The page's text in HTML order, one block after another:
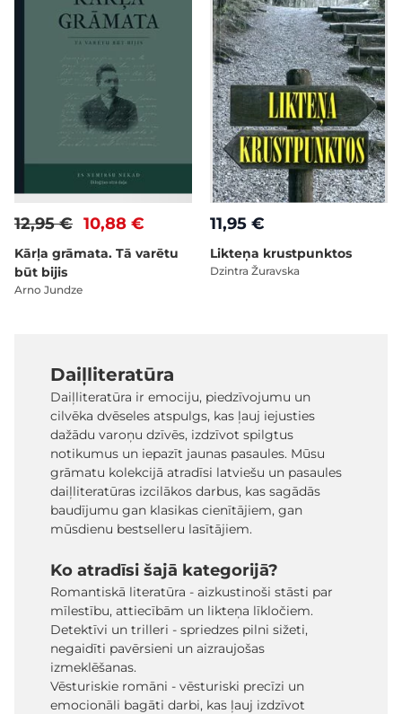
10,88 €
12,95 €
Kārļa grāmata. Tā varētu
būt bijis
Arno Jundze
11,95 €
Likteņa krustpunktos
Dzintra Žuravska
Daiļliteratūra
Daiļliteratūra ir emociju, piedzīvojumu un
cilvēka dvēseles atspulgs, kas ļauj iejusties
dažādu varoņu dzīvēs, izdzīvot spilgtus
notikumus un iepazīt jaunas pasaules. Mūsu
grāmatu kolekcijā atradīsi latviešu un pasaules
daiļliteratūras izcilākos darbus, kas sagādās
baudījumu gan klasikas cienītājiem, gan
mūsdienu bestselleru lasītājiem.
Ko atradīsi šajā kategorijā?
Romantiskā literatūra - aizkustinoši stāsti par
mīlestību, attiecībām un likteņa līkločiem.
Detektīvi un trilleri - spriedzes pilni sižeti,
negaidīti pavērsieni un aizraujošas
izmeklēšanas.
Vēsturiskie romāni - vēsturiski precīzi un
emocionāli bagāti darbi, kas ļauj izdzīvot